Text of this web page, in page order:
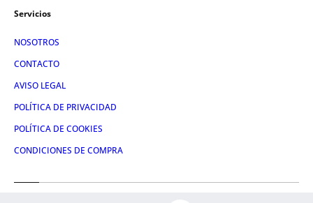
Servicios
NOSOTROS
CONTACTO
AVISO LEGAL
POLÍTICA DE PRIVACIDAD
POLÍTICA DE COOKIES
CONDICIONES DE COMPRA